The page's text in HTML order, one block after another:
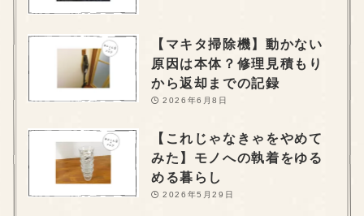
【マキタ掃除機】動かない
原因は本体？修理見積もり
から返却までの記録
2026年6月8日
【これじゃなきゃをやめて
みた】モノへの執着をゆる
める暮らし
2026年5月29日